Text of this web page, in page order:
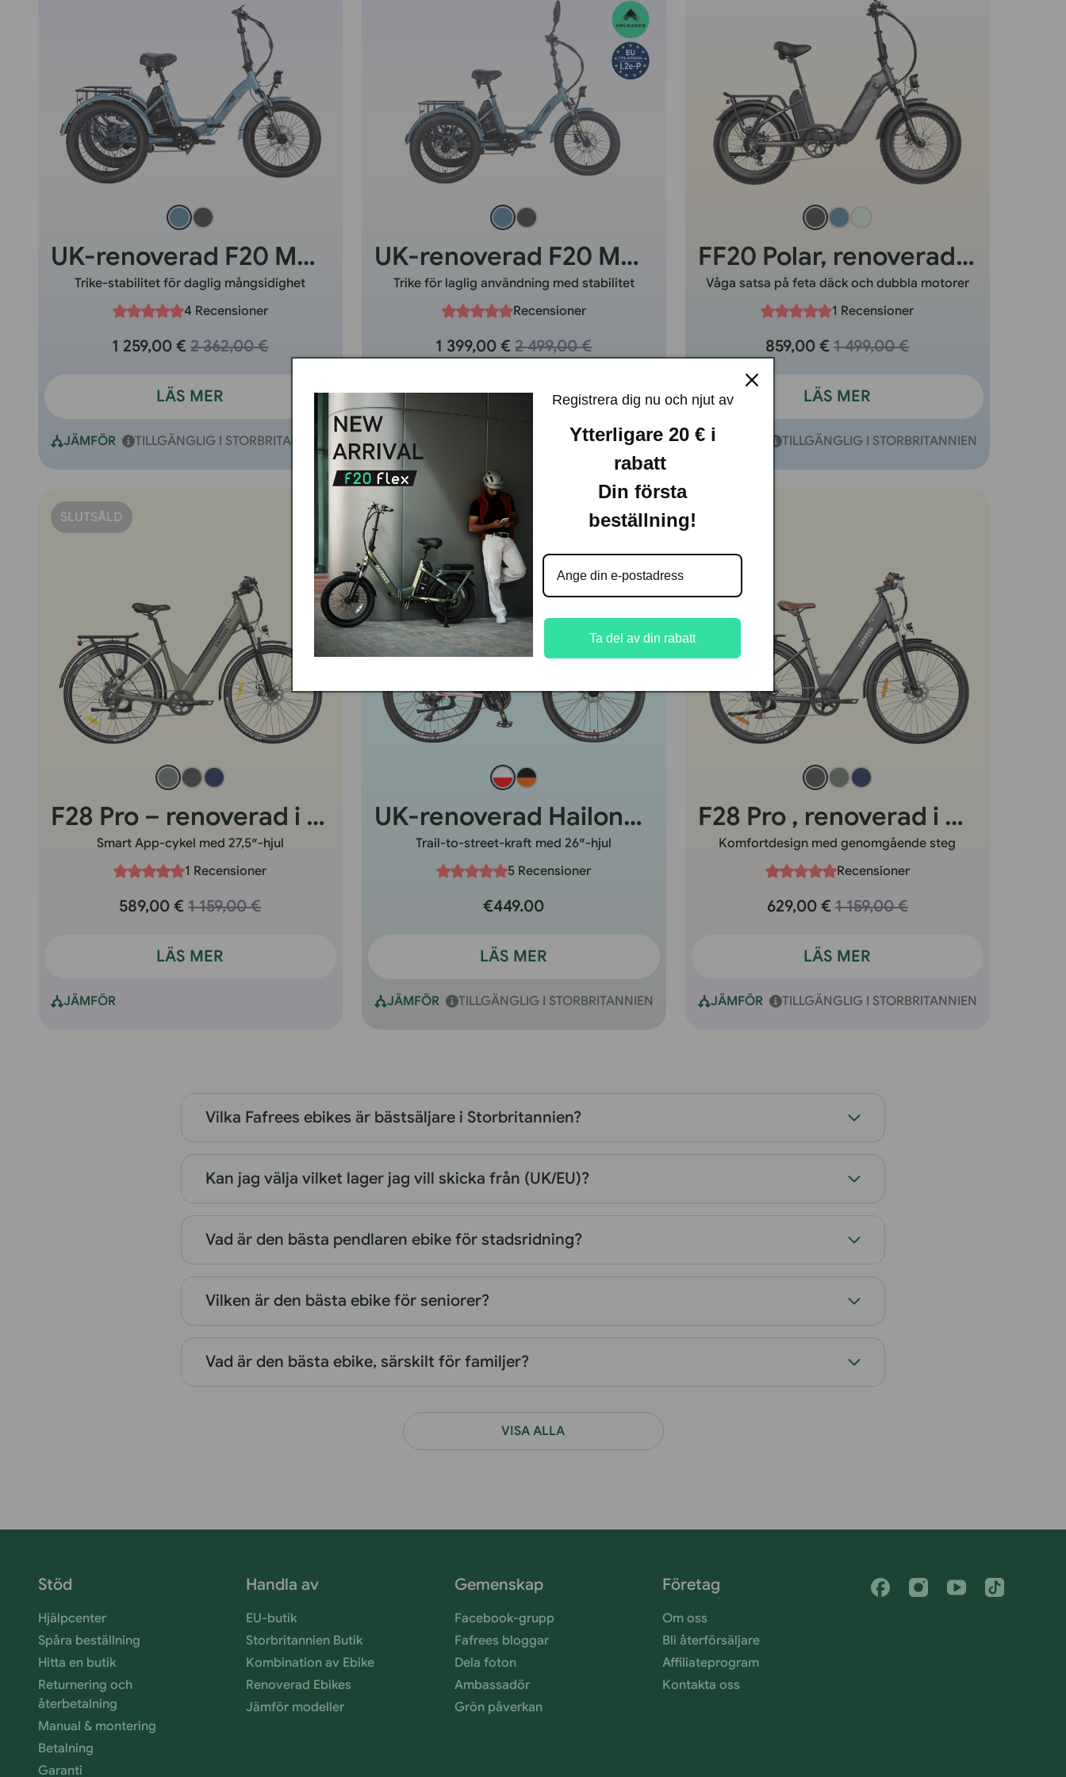
UK-renoverad F20 Mate
Trike-stabilitet för daglig mångsidighet
4 Recensioner
1 259,00 € 2 362,00 €
LÄS MER
JÄMFÖR TILLGÄNGLIG I STORBRITANNIEN
UK-renoverad F20 Mate HS
Trike för laglig användning med stabilitet
Recensioner
1 399,00 € 2 499,00 €
LÄS MER
JÄMFÖR TILLGÄNGLIG I STORBRITANNIEN
FF20 Polar, renoverad i Storbritannien
Våga satsa på feta däck och dubbla motorer
1 Recensioner
859,00 € 1 499,00 €
LÄS MER
JÄMFÖR TILLGÄNGLIG I STORBRITANNIEN
SLUTSÅLD
F28 Pro – renoverad i Storbritannien
Smart App-cykel med 27,5″-hjul
1 Recensioner
589,00 € 1 159,00 €
LÄS MER
JÄMFÖR
SLUTSÅLD
UK-renoverad Hailong One
Trail-to-street-kraft med 26″-hjul
5 Recensioner
€449.00
LÄS MER
JÄMFÖR TILLGÄNGLIG I STORBRITANNIEN
F28 Pro , renoverad i Storbritannien
Komfortdesign med genomgående steg
Recensioner
629,00 € 1 159,00 €
LÄS MER
JÄMFÖR TILLGÄNGLIG I STORBRITANNIEN
Vilka Fafrees ebikes är bästsäljare i Storbritannien?
Kan jag välja vilket lager jag vill skicka från (UK/EU)?
Vad är den bästa pendlaren ebike för stadsridning?
Vilken är den bästa ebike för seniorer?
Vad är den bästa ebike, särskilt för familjer?
VISA ALLA
Stöd
Hjälpcenter
Spåra beställning
Hitta en butik
Returnering och
återbetalning
Manual & montering
Betalning
Garanti
Handla av
EU-butik
Storbritannien Butik
Kombination av Ebike
Renoverad Ebikes
Jämför modeller
Gemenskap
Facebook-grupp
Fafrees bloggar
Dela foton
Ambassadör
Grön påverkan
Företag
Om oss
Bli återförsäljare
Affiliateprogram
Kontakta oss
FacebookInstagramYoutubeTiktok
Registrera dig nu och njut av
Ytterligare 20 € i
rabatt
Din första
beställning!
Ta del av din rabatt